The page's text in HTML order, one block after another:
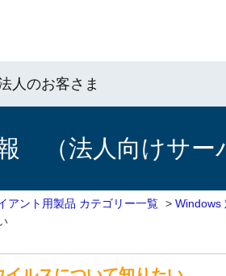
人のお客さま
（法人向けサー
アント用製品 カテゴリー一覧 > Windows